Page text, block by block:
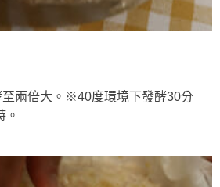
至兩倍大。※40度環境下發酵30分
。